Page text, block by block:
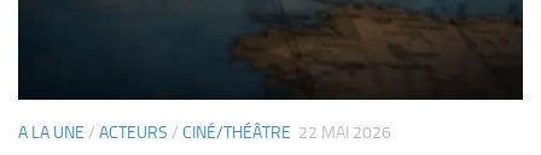
A LA UNE / ACTEURS / CINÉ/THÉÂTRE 22 MAI 2026